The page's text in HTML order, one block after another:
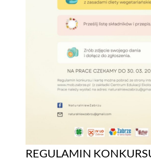
REGULAMIN